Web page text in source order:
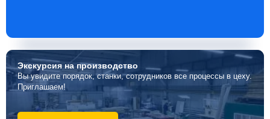
Экскурсияна производство
Вы увидите порядок, станки, сотрудников все процессы в цеху.
Приглашаем!